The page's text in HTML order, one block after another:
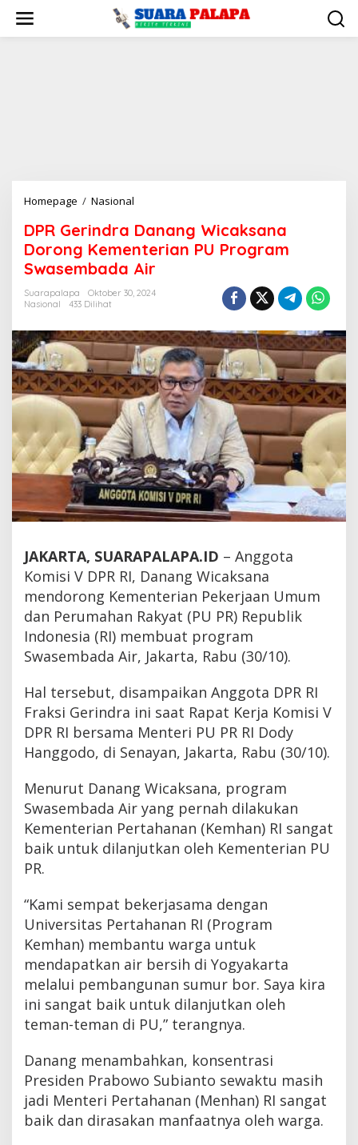
konten
Homepage / Nasional
Danang
Wicaksana
Dorong
PU
Swasembada
Air
DPR Gerindra Danang Wicaksana
Dorong Kementerian PU Program
Swasembada Air
Suarapalapa
Oktober 30, 2024
Nasional
433 Dilihat
JAKARTA, SUARAPALAPA.ID – Anggota
Komisi V DPR RI, Danang Wicaksana
mendorong Kementerian Pekerjaan Umum
dan Perumahan Rakyat (PU PR) Republik
Indonesia (RI) membuat program
Swasembada Air, Jakarta, Rabu (30/10).
Hal tersebut, disampaikan Anggota DPR RI
Fraksi Gerindra ini saat Rapat Kerja Komisi V
DPR RI bersama Menteri PU PR RI Dody
Hanggodo, di Senayan, Jakarta, Rabu (30/10).
Menurut Danang Wicaksana, program
Swasembada Air yang pernah dilakukan
Kementerian Pertahanan (Kemhan) RI sangat
baik untuk dilanjutkan oleh Kementerian PU
PR.
“Kami sempat bekerjasama dengan
Universitas Pertahanan RI (Program
Kemhan) membantu warga untuk
mendapatkan air bersih di Yogyakarta
melalui pembangunan sumur bor. Saya kira
ini sangat baik untuk dilanjutkan oleh
teman-teman di PU,” terangnya.
Danang menambahkan, konsentrasi
Presiden Prabowo Subianto sewaktu masih
jadi Menteri Pertahanan (Menhan) RI sangat
baik dan dirasakan manfaatnya oleh warga.